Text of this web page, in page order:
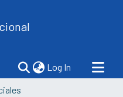
Log In (current)